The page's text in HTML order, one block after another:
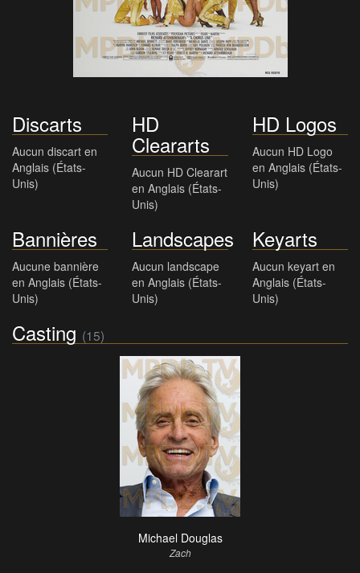
Discarts
Aucun discart en
Anglais (États-
Unis)
HD
Cleararts
Aucun HD Clearart
en Anglais (États-
Unis)
HD Logos
Aucun HD Logo
en Anglais (États-
Unis)
Bannières
Aucune bannière
en Anglais (États-
Unis)
Landscapes
Aucun landscape
en Anglais (États-
Unis)
Keyarts
Aucun keyart en
Anglais (États-
Unis)
Casting (15)
Michael Douglas
Zach